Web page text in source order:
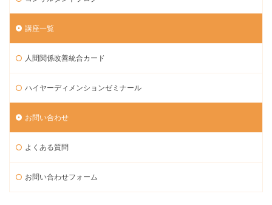
講座一覧
人間関係改善統合カード
ハイヤーディメンションゼミナール
お問い合わせ
よくある質問
お問い合わせフォーム